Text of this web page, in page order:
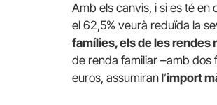
Amb els canvis, i si es té
el 62,5% veurà reduïda la
famílies, els de les rendes
de renda familiar –amb dos
euros, assumiran l’import